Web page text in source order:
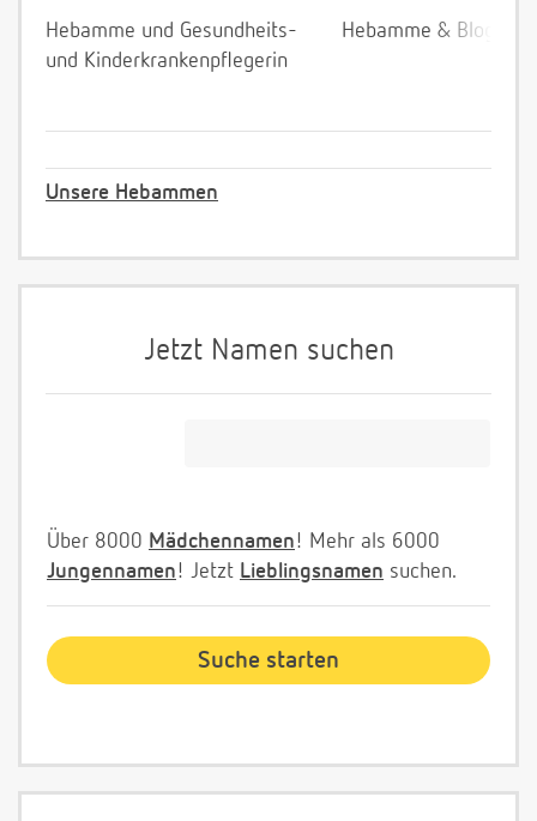
Hebamme und Gesundheits-
und Kinderkrankenpflegerin
Hebamme &
Unsere Hebammen
Jetzt Namen suchen
Über 8000 Mädchennamen! Mehr als 6000
Jungennamen! Jetzt Lieblingsnamen suchen.